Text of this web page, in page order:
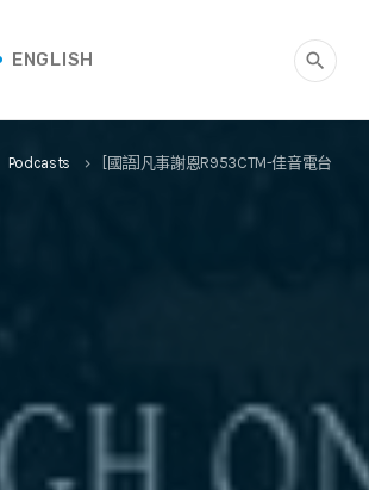
ENGLISH search
Podcasts keyboard_arrow_right [國語]凡事謝恩R953CTM-佳音電台